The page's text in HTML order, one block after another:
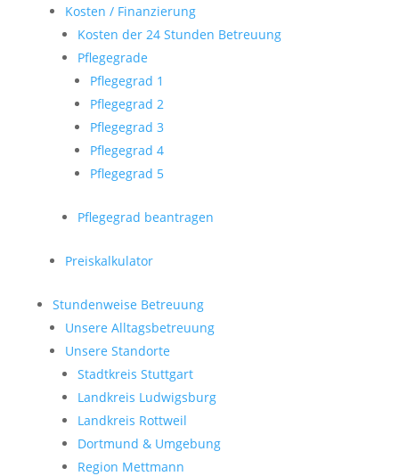
Kosten / Finanzierung
Kosten der 24 Stunden Betreuung
Pflegegrade
Pflegegrad 1
Pflegegrad 2
Pflegegrad 3
Pflegegrad 4
Pflegegrad 5
Pflegegrad beantragen
Preiskalkulator
Stundenweise Betreuung
Unsere Alltagsbetreuung
Unsere Standorte
Stadtkreis Stuttgart
Landkreis Ludwigsburg
Landkreis Rottweil
Dortmund & Umgebung
Region Mettmann